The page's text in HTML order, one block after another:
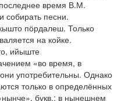
время В.М.
собирать песни.
пӧрдалеш. Только
на койке.
ийыште
«во время, в
употребительны. Однако
только в определённых
букв.: в нынешнем